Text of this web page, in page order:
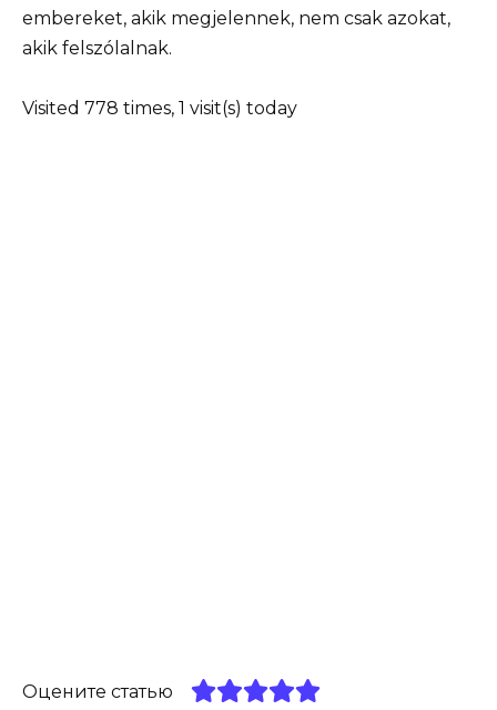
embereket, akik megjelennek, nem csak azokat,
akik felszólalnak.
Visited 778 times, 1 visit(s) today
Оцените статью